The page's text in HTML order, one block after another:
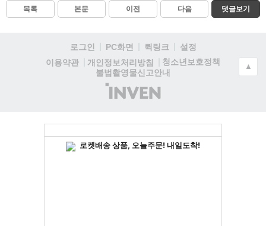
목록 본문 이전 다음 댓글보기
로그인 PC화면 퀵링크
설정
이용약관
개인정보처리방침
청소년보호정책
불법촬영물신고안내
(주)
인
▲